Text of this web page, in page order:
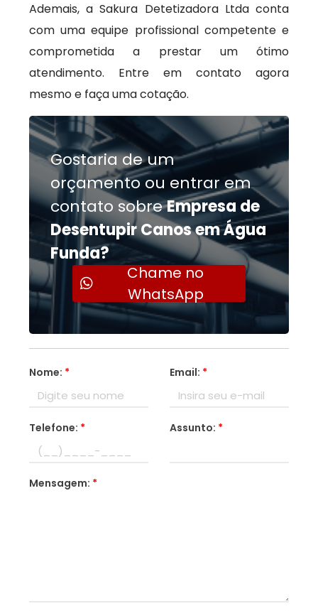
Ademais, a Sakura Detetizadora Ltda conta
com uma equipe profissional competente e
comprometida a prestar um ótimo
atendimento. Entre em contato agora
mesmo e faça uma cotação.
Gostaria de um
orçamento ou entrar em
contato sobreEmpresa de
Desentupir Canos em Água
Funda?
Chame no
WhatsApp
Nome: * Email: *
Telefone: * Assunto: *
Mensagem: *